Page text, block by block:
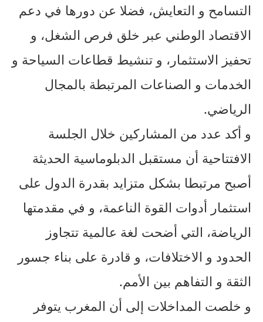
التسامح و التعايش، فضلا عن دورها في دعم
الاقتصاد الوطني عبر خلق فرص الشغل، و
تحفيز الاستثمار، و تنشيط قطاعات السياحة و
الخدمات و الصناعات المرتبطة بالمجال
الرياضي.
و أكد عدد من المشاركين خلال الجلسة
الافتتاحية أن مستقبل الدبلوماسية الحديثة
أصبح مرتبطا بشكل متزايد بقدرة الدول على
استثمار أدوات القوة الناعمة، و في مقدمتها
الرياضة، التي أضحت لغة عالمية تتجاوز
الحدود و الاختلافات، و قادرة على بناء جسور
الثقة و التفاهم بين الأمم.
و خلصت المداخلات إلى أن المغرب يتوفر